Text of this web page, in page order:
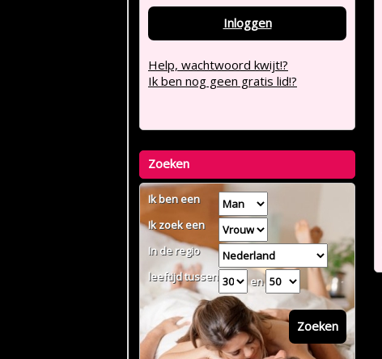
Inloggen
Help, wachtwoord kwijt!?
Ik ben nog geen gratis lid!?
Zoeken
Ik ben een
Ik zoek een
In de regio
leeftijd tussen
en
Zoeken